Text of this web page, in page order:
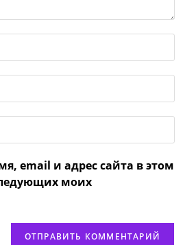
email и адрес сайта в этом
моих